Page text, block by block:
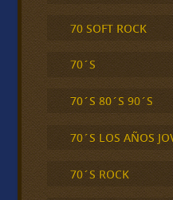
70 SOFT ROCK
70´S
70´S 80´S 90´S
70´S LOS AÑOS
70´S ROCK